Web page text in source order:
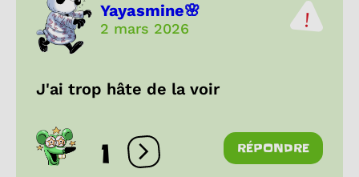
Yayasmine🌸
2 mars 2026
J'ai trop hâte de la voir
1 Ouvrir les réactions
RÉPONDRE